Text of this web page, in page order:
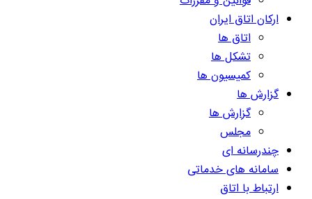
ارکان اتاق ایران
اتاق ها
تشکل ها
کمیسیون ها
گزارش ها
گزارش ها
مجلس
چندرسانه ای
سامانه های خدماتی
ارتباط با اتاق